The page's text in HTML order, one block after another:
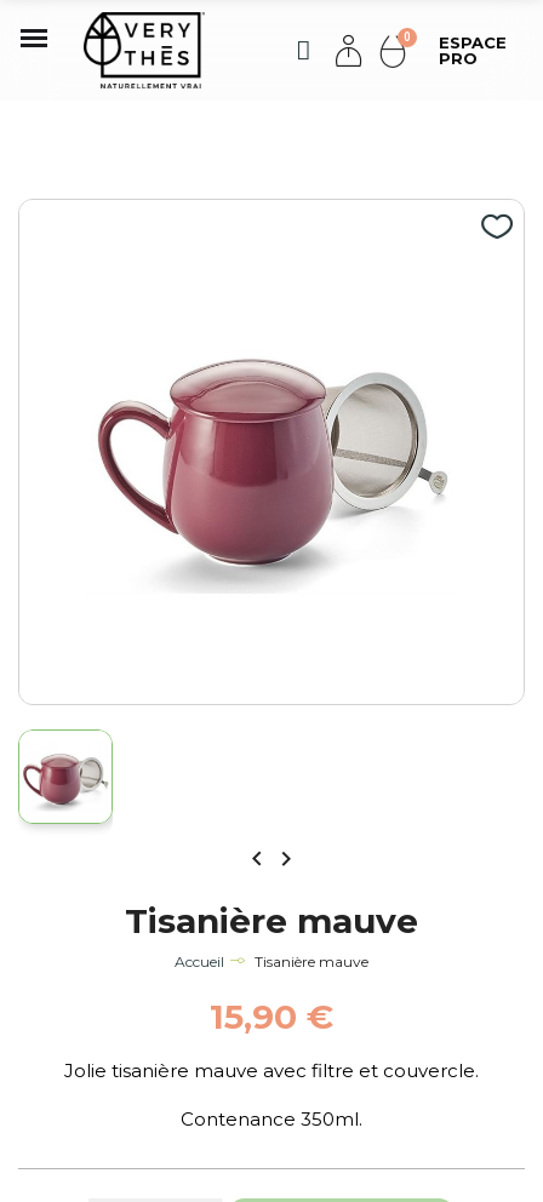
ESPACE
PRO
 
Tisanière mauve
Accueil Tisanière mauve
15,90 €
Jolie tisanière mauve avec filtre et couvercle.
Contenance 350ml.